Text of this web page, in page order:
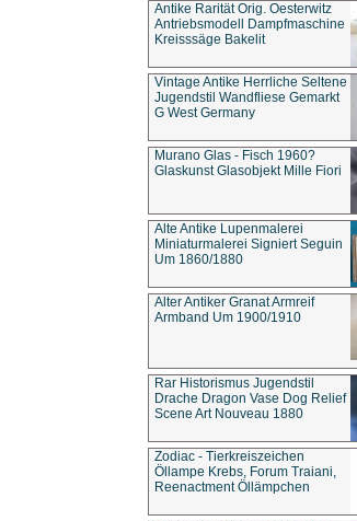
Antike Rarität Orig. Oesterwitz
Antriebsmodell Dampfmaschine
Kreisssäge Bakelit
Vintage Antike Herrliche Seltene
Jugendstil Wandfliese Gemarkt
G West Germany
Murano Glas - Fisch 1960?
Glaskunst Glasobjekt Mille Fiori
Alte Antike Lupenmalerei
Miniaturmalerei Signiert Seguin
Um 1860/1880
Alter Antiker Granat Armreif
Armband Um 1900/1910
Rar Historismus Jugendstil
Drache Dragon Vase Dog Relief
Scene Art Nouveau 1880
Zodiac - Tierkreiszeichen
Öllampe Krebs, Forum Traiani,
Reenactment Öllämpchen